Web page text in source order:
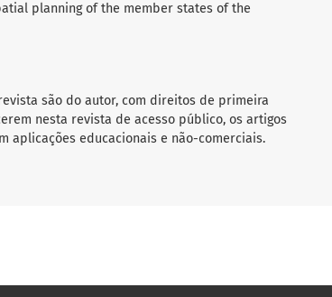
planning of the member states of the
são do autor, com direitos de primeira
nesta revista de acesso público, os artigos
aplicações educacionais e não-comerciais.